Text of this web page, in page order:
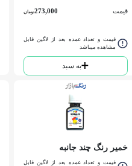
قیمت 273,000تومان
قیمت و تعداد عمده بعد از لاگین قابل
مشاهده میباشد
به سبد
خمير رنگ چند جانبه
ساختماني مشكي الوان 60
قیمت و تعداد عمده بعد از لاگین قابل